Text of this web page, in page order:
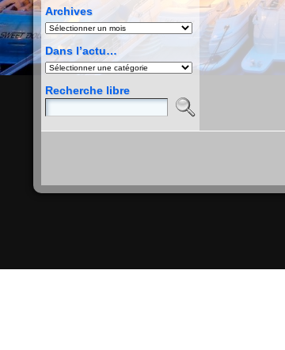
Archives
Archives
Dans l’actu…
Dans
l’actu…
Recherche libre